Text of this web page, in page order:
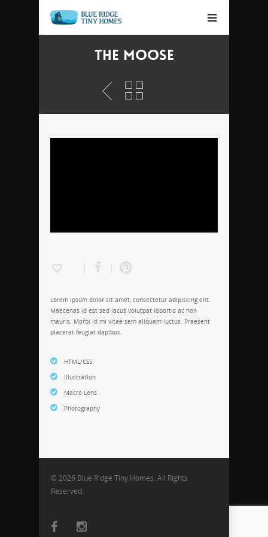
THE MOOSE
Lorem ipsum dolor sit amet, consectetur adipiscing elit.
Maecenas id est sed lacus volutpat lobortis ac non
mauris. Morbi id mi vitae sem aliquam luctus. Praesent
placerat feugiat dapibus.
HTML/CSS
Illustration
Macro Lens
Photography
© 2026 Blue Ridge Tiny Homes. All Rights
Reserved.